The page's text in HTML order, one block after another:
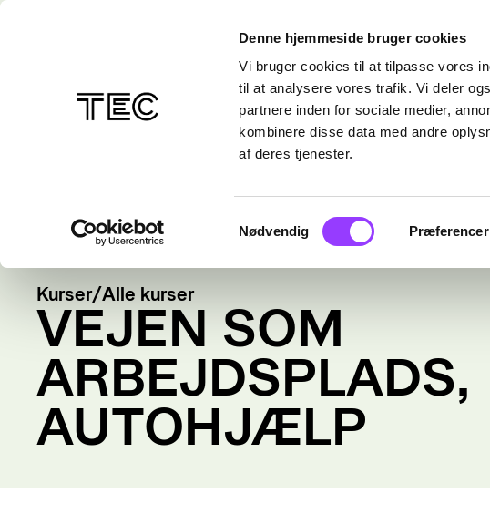
Denne hjemmeside bruger cookies
Vi bruger cookies til at tilpasse vores
til at analysere vores trafik. Vi deler
partnere inden for sociale medier,
kombinere disse data med andre
af deres tjenester.
Samtykkevalg
Nødvendig Præferencer
Kurser/Alle kurser
VEJEN SOM
ARBEJDSPLADS,
AUTOHJÆLP